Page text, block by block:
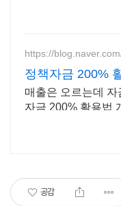
https://
정책자금 200%
매출은 오르는데 자
자금 200% 활용법
공감